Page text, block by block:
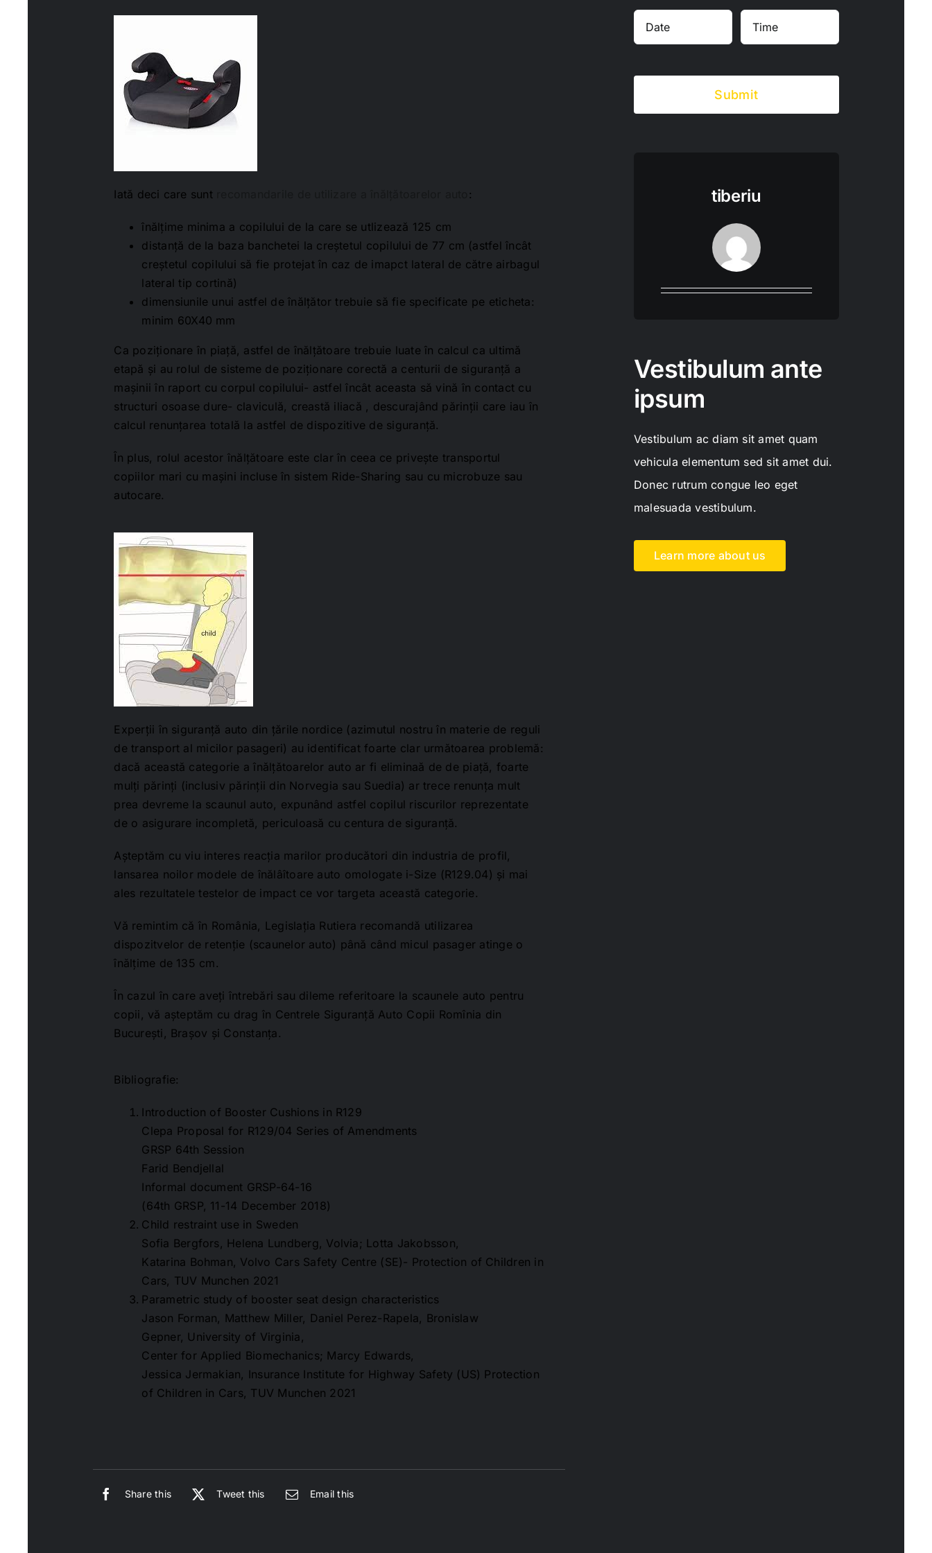
Iată deci care sunt :
înălțime minima a copilului de la care se utlizează 125 cm
distanță de la baza banchetei la creștetul copilului de 77 cm (astfel încât
creștetul copilului să fie protejat în caz de imapct lateral de către airbagul
lateral tip cortină)
dimensiunile unui astfel de înălțător trebuie să fie specificate pe eticheta:
minim 60X40 mm
Ca poziționare în piață, astfel de înălțătoare trebuie luate în calcul ca ultimă
etapă și au rolul de sisteme de poziționare corectă a centurii de siguranță a
mașinii în raport cu corpul copilului- astfel încât aceasta să vină în contact cu
structuri osoase dure- claviculă, creastă iliacă , descurajând părinții care iau în
calcul renunțarea totală la astfel de dispozitive de siguranță.
În plus, rolul acestor înălțătoare este clar în ceea ce privește transportul
copiilor mari cu mașini incluse în sistem Ride-Sharing sau cu microbuze sau
autocare.
Experții în siguranță auto din țările nordice (azimutul nostru în materie de reguli
de transport al micilor pasageri) au identificat foarte clar următoarea problemă:
dacă această categorie a înălțătoarelor auto ar fi eliminaă de de piață, foarte
mulți părinți (inclusiv părinții din Norvegia sau Suedia) ar trece renunța mult
prea devreme la scaunul auto, expunând astfel copilul riscurilor reprezentate
de o asigurare incompletă, periculoasă cu centura de siguranță.
Așteptăm cu viu interes reacția marilor producători din industria de profil,
lansarea noilor modele de înălâîtoare auto omologate i-Size (R129.04) și mai
ales rezultatele testelor de impact ce vor targeta această categorie.
Vă remintim că în România, Legislația Rutiera recomandă utilizarea
dispozitvelor de retenție (scaunelor auto) până când micul pasager atinge o
înălțime de 135 cm.
În cazul în care aveți întrebări sau dileme referitoare la scaunele auto pentru
copii, vă așteptăm cu drag în Centrele Siguranță Auto Copii Romînia din
București, Brașov și Constanța.
Bibliografie:
Introduction of Booster Cushions in R129
Clepa Proposal for R129/04 Series of Amendments
GRSP 64th Session
Farid Bendjellal
Informal document GRSP-64-16
(64th GRSP, 11-14 December 2018)
Child restraint use in Sweden
Sofia Bergfors, Helena Lundberg, Volvia; Lotta Jakobsson,
Katarina Bohman, Volvo Cars Safety Centre (SE)- Protection of Children in
Cars, TUV Munchen 2021
Parametric study of booster seat design characteristics
Jason Forman, Matthew Miller, Daniel Perez-Rapela, Bronislaw
Gepner, University of Virginia,
Center for Applied Biomechanics; Marcy Edwards,
Jessica Jermakian, Insurance Institute for Highway Safety (US) Protection
of Children in Cars, TUV Munchen 2021
Share this Tweet this Email this
Submit
tiberiu
Vestibulum ante
ipsum
Vestibulum ac diam sit amet quam
vehicula elementum sed sit amet dui.
Donec rutrum congue leo eget
malesuada vestibulum.
Learn more about us